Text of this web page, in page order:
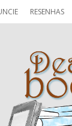
RESENHAS